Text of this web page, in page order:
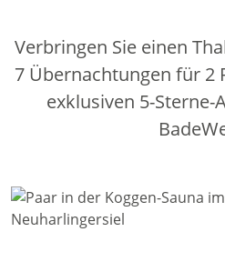
Verbringen Sie einen
7 Übernachtungen für 2
exklusiven 5-